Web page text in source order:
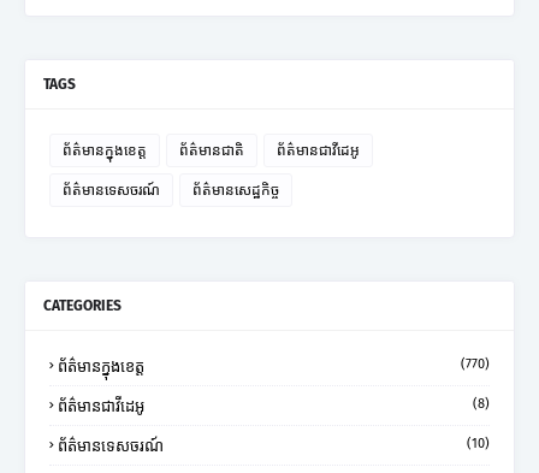
TAGS
ព័ត៌មានក្នុងខេត្ត ព័ត៌មានជាតិ ព័ត៌មានជាវីដេអូ
ព័ត៌មានទេសចរណ៍ ព័ត៌មានសេដ្ឋកិច្ច
CATEGORIES
ព័ត៌មានក្នុងខេត្ត (770)
ព័ត៌មានជាវីដេអូ (8)
ព័ត៌មានទេសចរណ៍ (10)